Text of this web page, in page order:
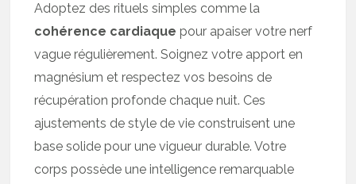
Adoptez des rituels simples comme la
cohérence cardiaque pour apaiser votre nerf
vague régulièrement. Soignez votre apport en
magnésium et respectez vos besoins de
récupération profonde chaque nuit. Ces
ajustements de style de vie construisent une
base solide pour une vigueur durable. Votre
corps possède une intelligence remarquable